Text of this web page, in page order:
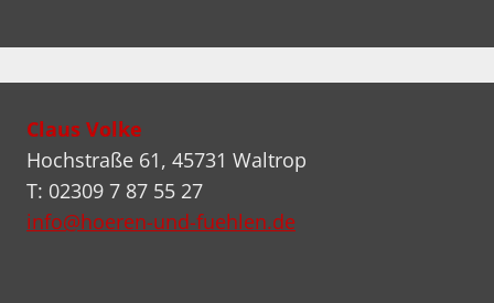
Claus Volke
Hochstraße 61, 45731 Waltrop
T: 02309 7 87 55 27
info@hoeren-und-fuehlen.de